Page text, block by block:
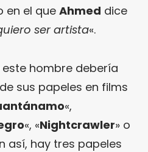
en el que Ahmed dice
ser artista«.
hombre debería
sus papeles en films
«,
«, «Nightcrawler» o
así, hay tres papeles